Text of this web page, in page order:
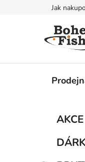
Jak
Přeskočit
kategorie
AKCE